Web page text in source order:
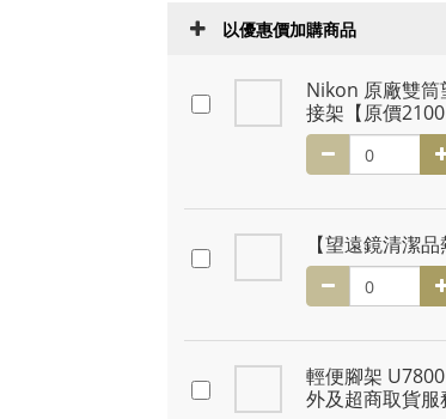
以優惠價加購商品
Nikon 原廠雙筒
接架【原價2100
【望遠鏡清潔
輕便腳架
外及超商取貨服